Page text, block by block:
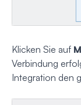
Klicken Sie auf
Verbindung
Integration den